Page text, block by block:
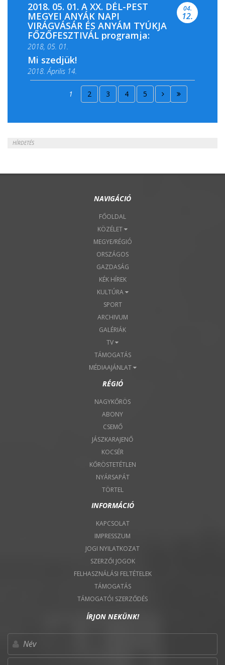
2018. 05. 01. A XX. DÉL-PEST
MEGYEI ANYÁK NAPI
VIRÁGVÁSÁR ÉS ANYÁM TYÚKJA
FŐZŐFESZTIVÁL programja:
2018, 05. 01.
04.
12.
Mi szedjük!
2018. Április 14.
2018. Április 15.
1 2 3 4 5
HÍRDETÉS
NAVIGÁCIÓ
FŐOLDAL
KÖZÉLET
MEGYE/RÉGIÓ
ORSZÁGOS
GAZDASÁG
KÉK HÍREK
KULTÚRA
SPORT
ARCHIVUM
GALÉRIÁK
TV
TÁMOGATÁS
MÉDIAAJÁNLAT
RÉGIÓ
NAGYKŐRÖS
ABONY
CSEMŐ
JÁSZKARAJENŐ
KOCSÉR
KŐRÖSTETÉTLEN
NYÁRSAPÁT
TÖRTEL
INFORMÁCIÓ
KAPCSOLAT
IMPRESSZUM
JOGI NYILATKOZAT
SZERZŐI JOGOK
FELHASZNÁLÁSI FELTÉTELEK
TÁMOGATÁS
TÁMOGATÓI SZERZŐDÉS
ÍRJON NEKÜNK!